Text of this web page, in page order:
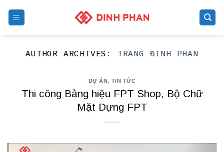
AUTHOR ARCHIVES: TRANG ĐINH PHAN
DỰ ÁN, TIN TỨC
Thi công Bảng hiệu FPT Shop, Bộ Chữ
Mặt Dựng FPT